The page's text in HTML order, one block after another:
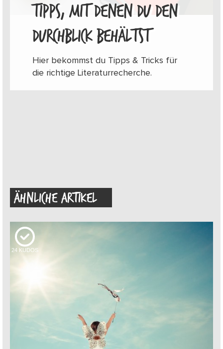
TIPPS, MIT DENEN DU DEN
DURCHBLICK BEHÄLTST
Hier bekommst du Tipps & Tricks für
die richtige Literaturrecherche.
ÄHNLICHE ARTIKEL
24 KUDOS